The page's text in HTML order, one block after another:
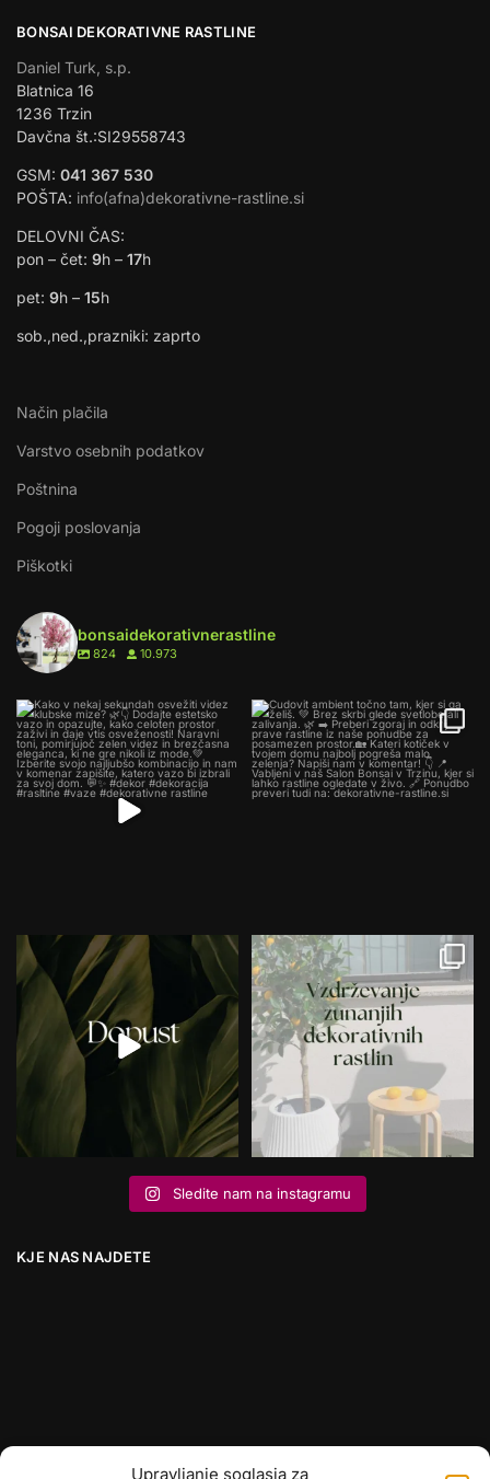
Upravljanje soglasja za
BONSAI DEKORATIVNE RASTLINE
Daniel Turk, s.p.
Blatnica 16
1236 Trzin
Davčna št.:SI29558743
GSM: 041 367 530
POŠTA: info(afna)dekorativne-rastline.si
DELOVNI ČAS:
pon – čet: 9h – 17h
pet: 9h – 15h
sob.,ned.,prazniki: zaprto
Način plačila
Varstvo osebnih podatkov
Poštnina
Pogoji poslovanja
Piškotki
bonsaidekorativnerastline
824 10.973
Sledite nam na instagramu
KJE NAS NAJDETE